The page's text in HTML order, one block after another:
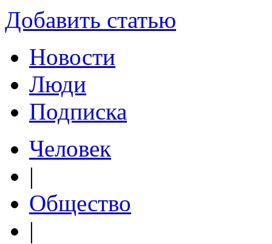
Добавить статью
Новости
Люди
Подписка
Человек
|
Общество
|